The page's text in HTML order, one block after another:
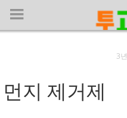
대문
3
먼지 제거제